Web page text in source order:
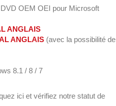
OEM OEI pour Microsoft
ANGLAIS
ANGLAIS (avec la possibilité de
8.1 / 8 / 7
ici et vérifiez notre statut de